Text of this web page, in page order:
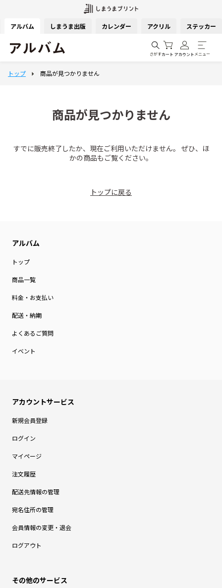
アルバム しまうま出版 カレンダー アクリル ステッカー
さがすカート アカウント メニュー
商品が見つかりません
すでに販売終了したか、現在ご利用いただけません。 ぜひ、ほ
かの商品もご覧ください。
トップに戻る
トップ
商品一覧
料金・お支払い
配送・納期
よくあるご質問
イベント
新規会員登録
ログイン
マイページ
注文履歴
配送先情報の管理
宛名住所の管理
会員情報の変更・退会
ログアウト